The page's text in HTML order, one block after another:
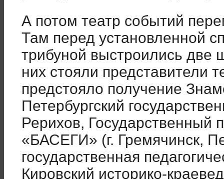
А потом театр событий
Там перед установленной
трибуной выстроились две
них стояли представители
предстояло получение
Петербургский
Рерихов, Государственный
«БАСЕГИ» (г. Гремячинск,
государственная
Кировский историко-